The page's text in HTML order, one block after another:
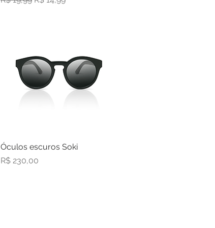
Visualização rápida
Óculos escuros Soki
Preço
R$ 230,00